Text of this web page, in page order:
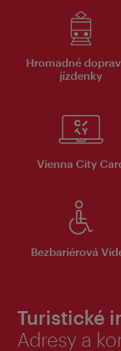
Hromadné
jízdenky
Vienna City
Bezbariérová
Turistické
Adresy a